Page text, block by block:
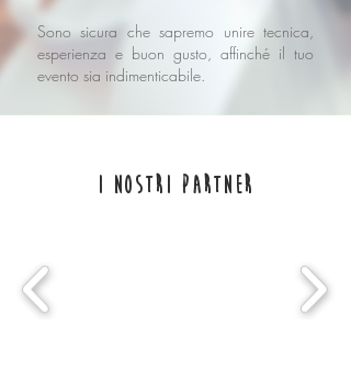
i nostri partner
Sono sicura che sapremo unire tecnica,
esperienza e buon gusto, affinché il tuo
evento sia indimenticabile.